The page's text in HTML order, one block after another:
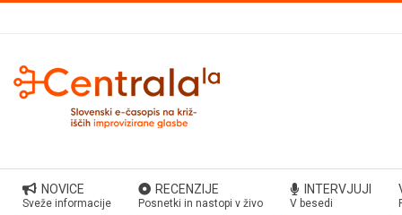
content
Secondary
Navigation
NOVICE
Sveže informacije
RECENZIJE
Posnetki in nastopi v živo
INTERVJUJI
V besedi